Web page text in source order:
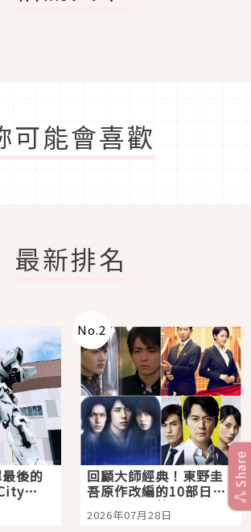
可能會喜歡
最新排名
後的
船、
，一
No.2
回顧大師經典！東野圭
吾原作改編的10部日本
影視作品推薦
2026年07月28日
Share